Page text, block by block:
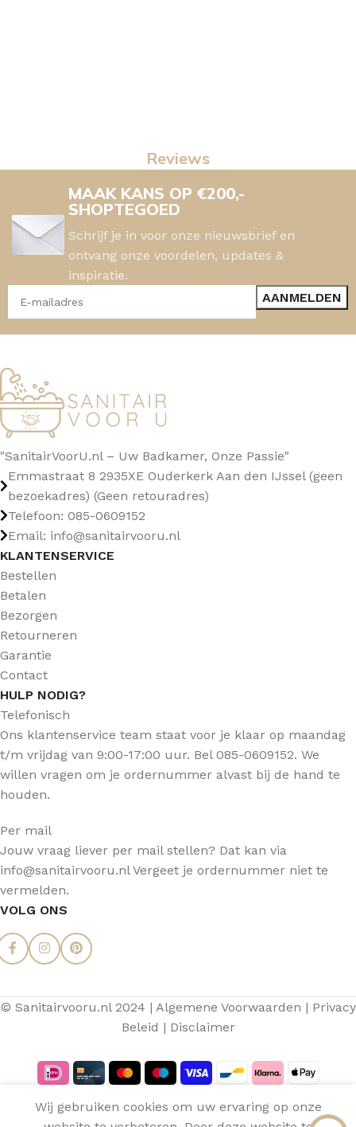
Reviews
MAAK KANS OP €200,-
SHOPTEGOED
Schrijf je in voor onze nieuwsbrief en
ontvang onze voordelen, updates &
inspiratie.
"SanitairVoorU.nl – Uw Badkamer, Onze Passie"
Emmastraat 8 2935XE Ouderkerk Aan den IJssel (geen
bezoekadres) (Geen retouradres)
Telefoon: 085-0609152
Email: info@sanitairvooru.nl
KLANTENSERVICE
Bestellen
Betalen
Bezorgen
Retourneren
Garantie
Contact
HULP NODIG?
Telefonisch
Ons klantenservice team staat voor je klaar op maandag
t/m vrijdag van 9:00-17:00 uur. Bel 085-0609152. We
willen vragen om je ordernummer alvast bij de hand te
houden.
Per mail
Jouw vraag liever per mail stellen? Dat kan via
info@sanitairvooru.nl Vergeet je ordernummer niet te
vermelden.
VOLG ONS
© Sanitairvooru.nl 2024 | Algemene Voorwaarden | Privacy
Beleid | Disclaimer
Wij gebruiken cookies om uw ervaring op onze
Spiegel